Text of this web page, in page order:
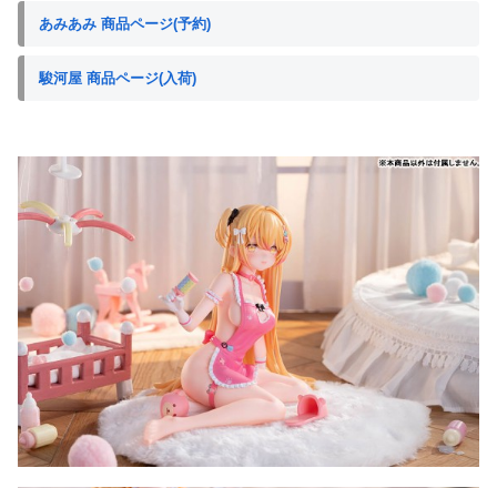
あみあみ 商品ページ(予約)
駿河屋 商品ページ(入荷)